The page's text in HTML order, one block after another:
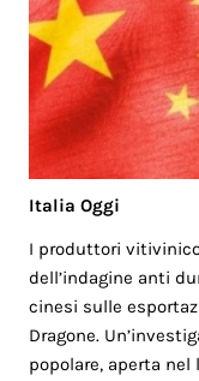
Italia Oggi
I produttori
dell’indagine anti
cinesi sulle
Dragone.
popolare, aperta